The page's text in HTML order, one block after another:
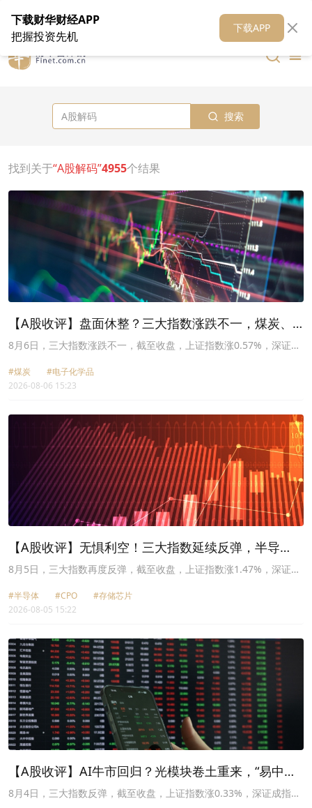
在线客服 关于我们 财华媒体矩阵 财华智库
搜索
找到关于“A股解码”4955个结果
【A股收评】盘面休整？三大指数涨跌不一，煤炭、
半导体表现强势
8月6日，三大指数涨跌不一，截至收盘，上证指数涨0.57%，深证成
股票飘红，两市成交额约2.53万亿元。
#煤炭
#电子化学品
2026-08-06 15:23
【A股收评】无惧利空！三大指数延续反弹，半导
体、MLCC概念爆发
8月5日，三大指数再度反弹，截至收盘，上证指数涨1.47%，深证成
股票飘红，两市成交额约2.68万亿元。
#半导体 #CPO
#存储芯片
2026-08-05 15:22
【A股收评】AI牛市回归？光模块卷土重来，“易中
天”集体大涨
8月4日，三大指数反弹，截至收盘，上证指数涨0.33%，深证成指涨
下载财华财经APP
把握投资先机
下载APP